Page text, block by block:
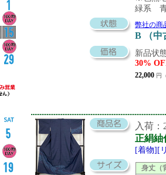
緑系
弊社の商
B （中
新品状
30%
22,000 円
入荷：
正絹紬
[着物][
身丈（